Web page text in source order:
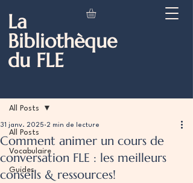
La
Bibliothèque
du FLE
All Posts
Vocabulaire
Guides
All Posts
Comment animer un cours de
conversation FLE : les meilleurs
conseils & ressources!
31 janv. 2025 2 min de lecture